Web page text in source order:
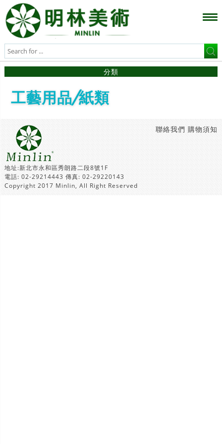
分類
工藝用品/紙類
購物須知
聯絡我們
地址:新北市永和區秀朗路二段8號1F
電話: 02-29214443 傳真: 02-29220143
Copyright 2017 Minlin, All Right Reserved